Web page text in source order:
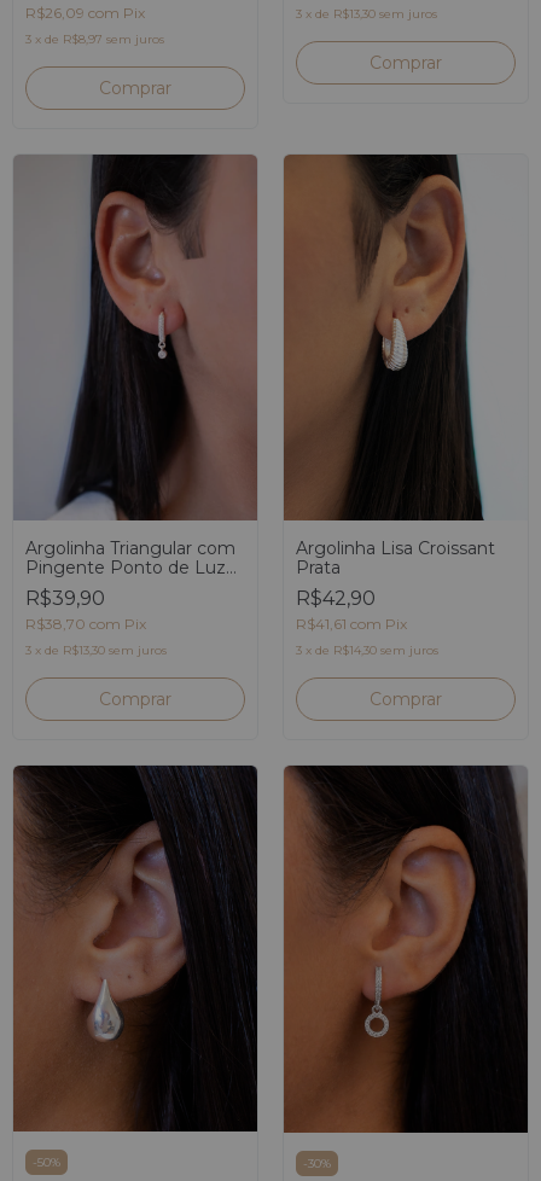
R$26,09 com Pix
3 x de R$8,97 sem juros
3 x de R$13,30 sem juros
Argolinha Triangular com
Pingente Ponto de Luz
Prata
R$39,90
R$38,70 com Pix
3 x de R$13,30 sem juros
Argolinha Lisa Croissant
Prata
R$42,90
R$41,61 com Pix
3 x de R$14,30 sem juros
-50% -30%